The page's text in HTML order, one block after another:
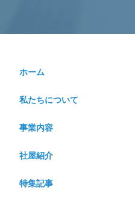
ホーム
私たちについて
社屋紹介
事業内容
特集記事